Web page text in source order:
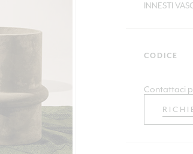
INNESTI
CODICE
Contattaci